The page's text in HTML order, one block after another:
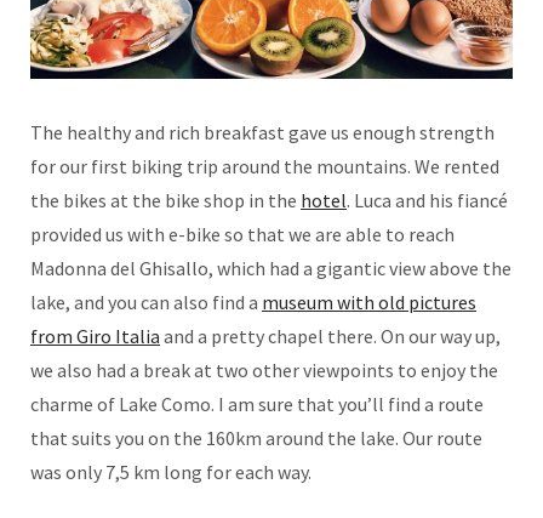
The healthy and rich breakfast gave us enough strength
for our first biking trip around the mountains. We rented
the bikes at the bike shop in the hotel. Luca and his fiancé
provided us with e-bike so that we are able to reach
Madonna del Ghisallo, which had a gigantic view above the
lake, and you can also find a museum with old pictures
from Giro Italia and a pretty chapel there. On our way up,
we also had a break at two other viewpoints to enjoy the
charme of Lake Como. I am sure that you’ll find a route
that suits you on the 160km around the lake. Our route
was only 7,5 km long for each way.